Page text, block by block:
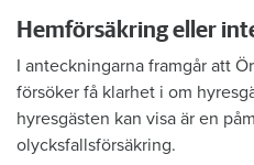
Hemförsäkring eller
I anteckningarna framgår att
försöker få klarhet i om
hyresgästen kan visa är en
olycksfallsförsäkring.